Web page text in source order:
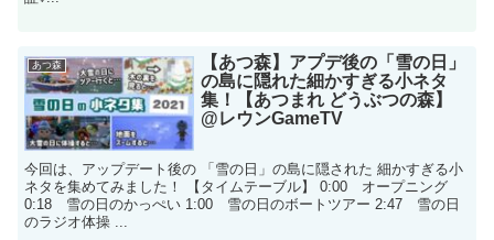
あつ森
【あつ森】アプデ後の「雪の日」
の島に隠れた細かすぎる小ネタ
集！【あつまれ どうぶつの森】
@レウンGameTV
今回は、アップデート後の 「雪の日」の島に隠された 細かすぎる小
ネタを集めてみました！ 【タイムテーブル】 0:00 オープニング
0:18 雪の日のかっぺい 1:00 雪の日のボートツアー 2:47 雪の日
のラジオ体操 ...